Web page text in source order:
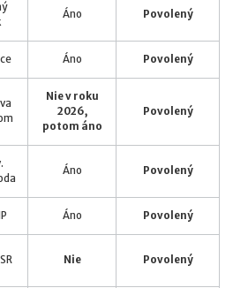
Áno Povolený
Áno Povolený
Nie v roku
2026,
potom áno
Povolený
Áno Povolený
Áno Povolený
Nie Povolený